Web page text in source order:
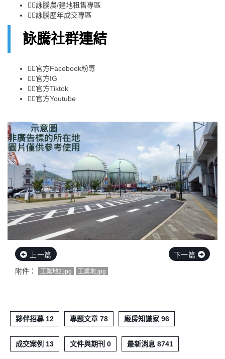
👉🏻詠騰農/建地租售專區
👉🏻詠騰歷年成交專區
詠騰社群連結
👉🏻官方Facebook粉專
👉🏻官方IG
👉🏻官方Tiktok
👉🏻官方Youtube
上一篇
下一篇
附件：
工業地2.jpg 工業地.jpg
夥伴招募 12 專題文章 78 廠房知識家 96
成交案例 13 文件與期刊 0 最新消息 8741